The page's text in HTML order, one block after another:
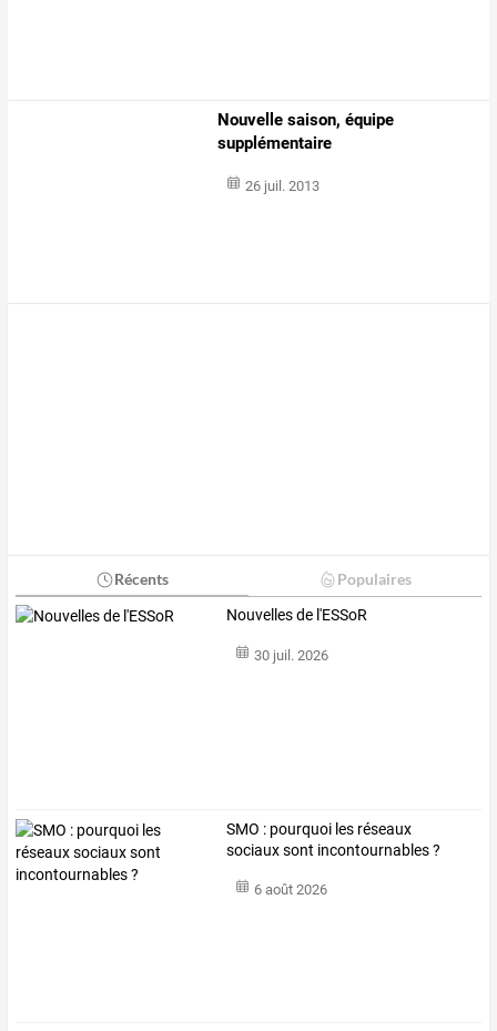
Nouvelle saison, équipe
supplémentaire
26 juil. 2013
Récents Populaires
Nouvelles de l'ESSoR
30 juil. 2026
SMO : pourquoi les réseaux
sociaux sont incontournables ?
6 août 2026